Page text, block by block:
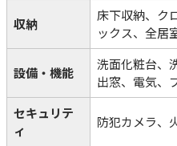
収納
床下収納、ク
ックス、全居
設備・機能
洗面化粧台、
出窓、電気、
セキュリテ
ィ
防犯カメラ、